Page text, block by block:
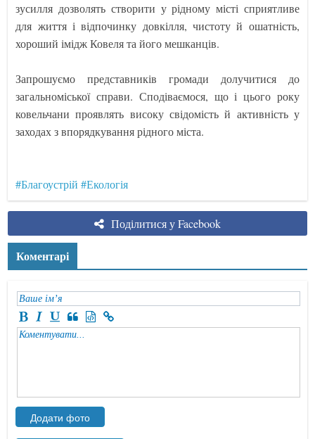
зусилля дозволять створити у рідному місті сприятливе
для життя і відпочинку довкілля, чистоту й ошатність,
хороший імідж Ковеля та його мешканців.
Запрошуємо представників громади долучитися до
загальноміської справи. Сподіваємося, що і цього року
ковельчани проявлять високу свідомість й активність у
заходах з впорядкування рідного міста.
#Благоустрій #Екологія
Поділитися у Facebook
Коментарі